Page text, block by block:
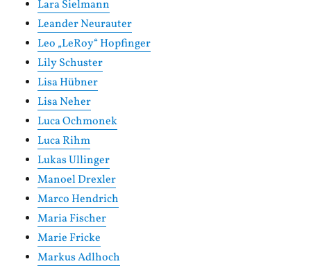
Lara Sielmann
Leander Neurauter
Leo „LeRoy“ Hopfinger
Lily Schuster
Lisa Hübner
Lisa Neher
Luca Ochmonek
Luca Rihm
Lukas Ullinger
Manoel Drexler
Marco Hendrich
Maria Fischer
Marie Fricke
Markus Adlhoch